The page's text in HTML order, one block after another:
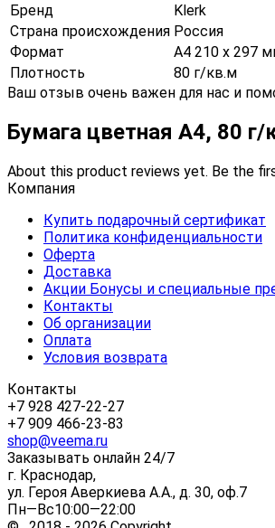
Бренд
Klerk
Страна происхождения Россия
Формат
А4 210 х 297
Плотность
80 г/кв.м
Ваш отзыв очень важен для нас и
Бумага цветная А4, 80
About this product reviews yet. Be the
Компания
Купить подарочный сертификат
Политика конфиденциальности
Оферта
Доставка
Акции Бонусы и специальные
Контакты
Об организации
Оплата
Условия возврата
Контакты
+7 928 427-22-27
+7 909 466-23-83
shop@veema.ru
Заказывать онлайн 24/7
г. Краснодар,
ул. Героя Аверкиева А.А., д. 30, оф.7
Пн—Вс10:00—22:00